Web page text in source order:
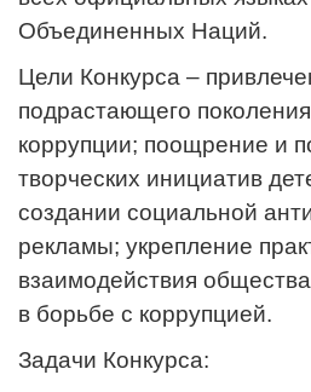
Объединенных Наций.
Цели Конкурса –
подрастающего
коррупции; поощрение и
творческих инициатив
создании социальной
рекламы; укрепление
взаимодействия
в борьбе с коррупцией.
Задачи Конкурса: